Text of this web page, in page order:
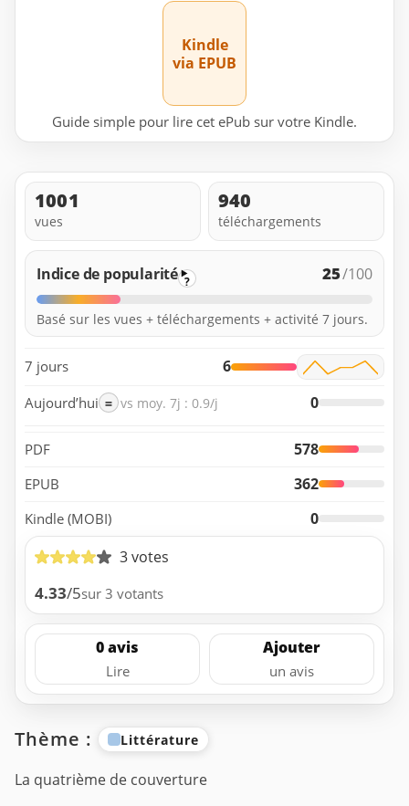
Kindle
via EPUB
Guide simple pour lire cet ePub sur votre Kindle.
1001
vues
940
téléchargements
Indice de popularité ? 25/100
Basé sur les vues + téléchargements + activité 7 jours.
7 jours 6
Aujourd’hui = vs moy. 7j : 0.9/j 0
PDF 578
EPUB 362
Kindle (MOBI)
0
3 votes
4.33/5sur 3 votants
0 avis
Lire
Ajouter
un avis
Thème : Littérature
La quatrième de couverture